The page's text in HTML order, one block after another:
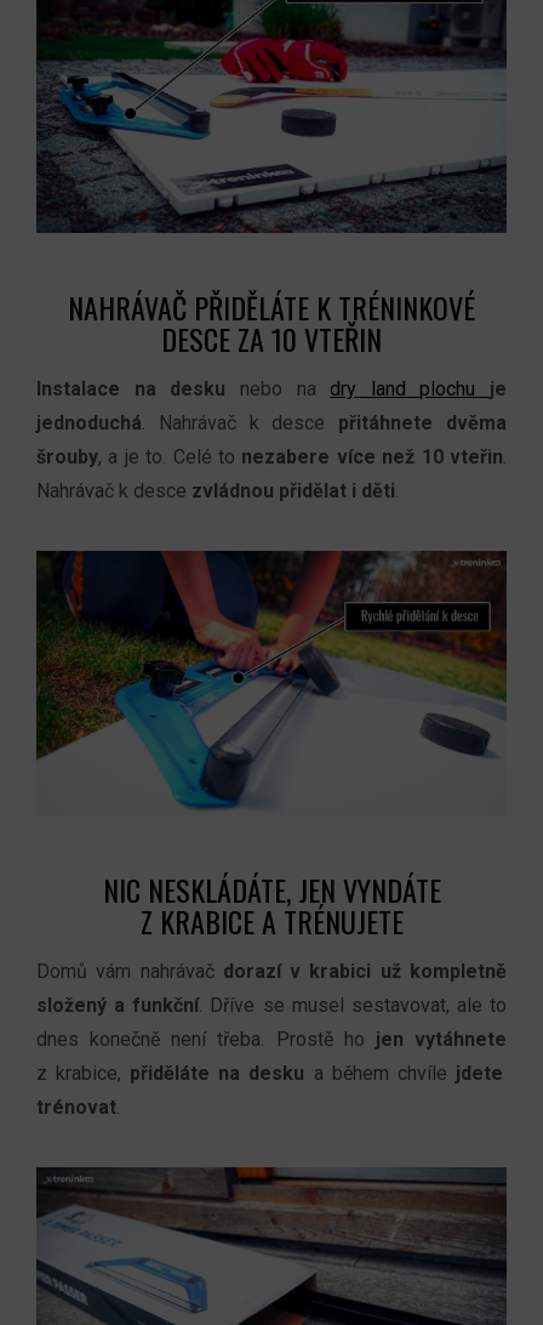
NAHRÁVAČ PŘIDĚLÁTE K TRÉNINKOVÉ
DESCE ZA 10 VTEŘIN
Instalace na desku nebo na dry land plochu je
jednoduchá. Nahrávač k desce přitáhnete dvěma
šrouby, a je to. Celé to nezabere více než 10 vteřin.
Nahrávač k desce zvládnou přidělat i děti.
NIC NESKLÁDÁTE, JEN VYNDÁTE
Z KRABICE A TRÉNUJETE
Domůvám nahrávač dorazí v krabici užkompletně
složený a funkční. Dříve se musel sestavovat, ale to
dnes konečně není třeba. Prostě ho jen vytáhnete
z krabice, přiděláte na desku a během chvíle jdete
trénovat.